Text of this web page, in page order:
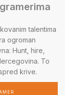
talentima
ogroman
Hunt, hire,
To
krive.